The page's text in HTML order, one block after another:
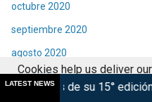
octubre 2020
septiembre 2020
agosto 2020
julio 2020
LATEST NEWS
15° edición Marsupilami:
Cookies help us deliver
services, you agree to our